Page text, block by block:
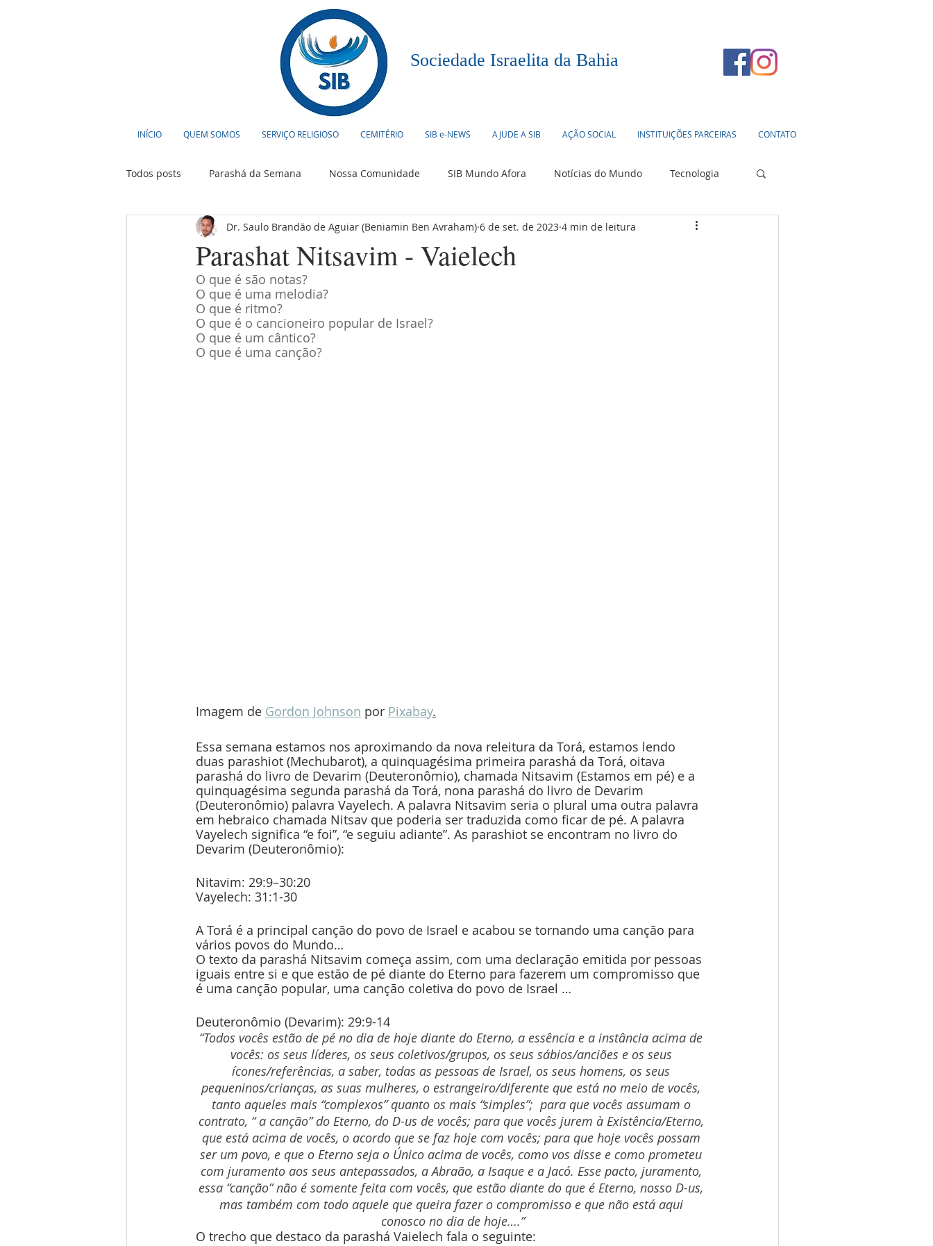
Sociedade Israelita da Bahia
INÍCIO QUEM SOMOS SERVIÇO RELIGIOSO CEMITÉRIO SIB e-NEWS AJUDE A SIB AÇÃO SOCIAL INSTITUIÇÕES PARCEIRAS CONTATO
Todos posts Parashá da Semana Nossa Comunidade SIB Mundo Afora Notícias do Mundo Tecnologia
Curiosidades Turismo Humor Judaico Culinária Eventos
Parashat Nitsavim - Vaielech
Dr. Saulo Brandão de Aguiar (Beniamin Ben Avraham) 6 de set. de 2023 4 min de leitura
O que é são notas?
O que é uma melodia?
O que é ritmo?
O que é o cancioneiro popular de Israel?
O que é um cântico?
O que é uma canção?
Imagem de Gordon Johnson por Pixabay.
Essa semana estamos nos aproximando da nova releitura da Torá, estamos lendo
duas parashiot (Mechubarot), a quinquagésima primeira parashá da Torá, oitava
parashá do livro de Devarim (Deuteronômio), chamada Nitsavim (Estamos em pé) e a
quinquagésima segunda parashá da Torá, nona parashá do livro de Devarim
(Deuteronômio) palavra Vayelech. A palavra Nitsavim seria o plural uma outra palavra
em hebraico chamada Nitsav que poderia ser traduzida como ficar de pé. A palavra
Vayelech significa “e foi”, “e seguiu adiante”. As parashiot se encontram no livro do
Devarim (Deuteronômio):
Nitavim: 29:9–30:20
Vayelech: 31:1-30
A Torá é a principal canção do povo de Israel e acabou se tornando uma canção para
vários povos do Mundo…
O texto da parashá Nitsavim começa assim, com uma declaração emitida por pessoas
iguais entre si e que estão de pé diante do Eterno para fazerem um compromisso que
é uma canção popular, uma canção coletiva do povo de Israel …
Deuteronômio (Devarim): 29:9-14
“Todos vocês estão de pé no dia de hoje diante do Eterno, a essência e a instância acima de
vocês: os seus líderes, os seus coletivos/grupos, os seus sábios/anciões e os seus
ícones/referências, a saber, todas as pessoas de Israel, os seus homens, os seus
pequeninos/crianças, as suas mulheres, o estrangeiro/diferente que está no meio de vocês,
tanto aqueles mais “complexos” quanto os mais “simples”;  para que vocês assumam o
contrato, “ a canção” do Eterno, do D-us de vocês; para que vocês jurem à Existência/Eterno,
que está acima de vocês, o acordo que se faz hoje com vocês; para que hoje vocês possam
ser um povo, e que o Eterno seja o Único acima de vocês, como vos disse e como prometeu
com juramento aos seus antepassados, a Abraão, a Isaque e a Jacó. Esse pacto, juramento,
essa “canção” não é somente feita com vocês, que estão diante do que é Eterno, nosso D-us,
mas também com todo aquele que queira fazer o compromisso e que não está aqui
conosco no dia de hoje….”
O trecho que destaco da parashá Vaielech fala o seguinte: